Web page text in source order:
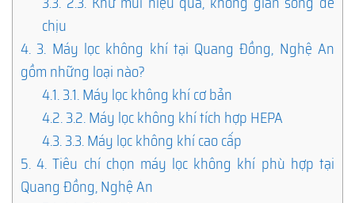
chịu
4. 3. Máy lọc không khí tại Quang Đồng, Nghệ An
gồm những loại nào?
4.1.3.1. Máy lọc không khí cơ bản
4.2.3.2. Máy lọc không khí tích hợp HEPA
4.3.3.3. Máy lọc không khí cao cấp
5. 4. Tiêu chí chọn máy lọc không khí phù hợp tại
Quang Đồng, Nghệ An